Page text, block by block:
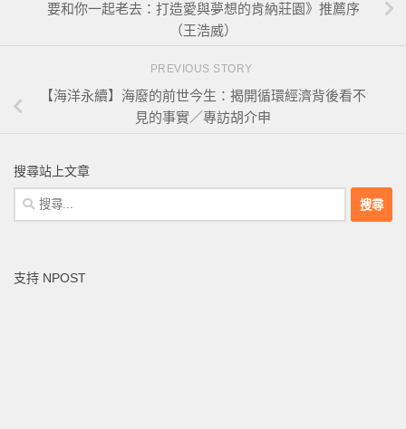
要和你一起老去：打造愛與夢想的肯納莊園》推薦序
（王浩威）
PREVIOUS STORY
【海洋永續】海廢的前世今生：揭開循環經濟背後看不
見的事實／專訪胡介申
搜尋站上文章
搜
尋
字:
支持 NPOST